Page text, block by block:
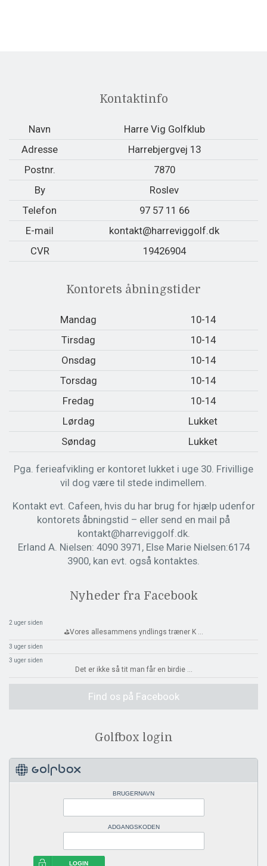
Kontaktinfo
Navn
Harre Vig Golfklub
Adresse
Harrebjergvej 13
Postnr.
7870
By
Roslev
Telefon
97 57 11 66
E-mail
kontakt@harreviggolf.dk
CVR
19426904
Kontorets åbningstider
Mandag
10-14
Tirsdag
10-14
Onsdag
10-14
Torsdag
10-14
Fredag
10-14
Lørdag
Lukket
Søndag
Lukket
Pga. ferieafvikling er kontoret lukket i uge 30. Frivillige
vil dog være til stede indimellem.
Kontakt evt. Cafeen, hvis du har brug for hjælp udenfor
kontorets åbningstid – eller send en mail på
kontakt@harreviggolf.dk.
Erland A. Nielsen: 4090 3971, Else Marie Nielsen:6174
3900, kan evt. også kontaktes.
Nyheder fra Facebook
2 uger siden
⛳️Vores allesammens yndlings træner K ...
3 uger siden
3 uger siden
Det er ikke så tit man får en birdie ...
Find os på Facebook
Golfbox login
BRUGERNAVN
ADGANGSKODEN
LOGIN